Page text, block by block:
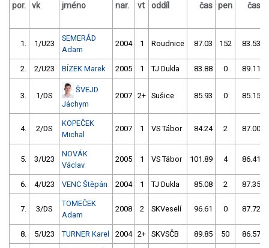
por. vk jméno nar. vt oddíl čas pen čas
1. 1/U23
SEMERÁD
Adam
2004 1 Roudnice 87.03 152 83.53
2. 2/U23 BÍZEK Marek 2005 1 TJ Dukla 83.88 0 89.11
3. 1/DS
ŠVEJD
Jáchym
2007 2+ Sušice 85.93 0 85.15
4. 2/DS
KOPEČEK
Michal
2007 1 VS Tábor 84.24 2 87.00
5. 3/U23
NOVÁK
Václav
2005 1 VS Tábor 101.89 4 86.41
6. 4/U23 VENC Štěpán 2004 1 TJ Dukla 85.08 2 87.35
7. 3/DS
TOMEČEK
Adam
2008 2 SKVeselí 96.61 0 87.72
8. 5/U23 TURNER Karel 2004 2+ SKVSČB 89.85 50 86.57